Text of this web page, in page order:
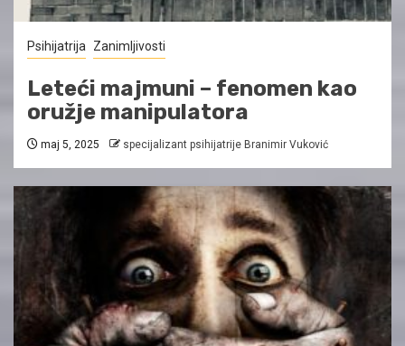
Psihijatrija Zanimljivosti
Leteći majmuni – fenomen kao
oružje manipulatora
maj 5, 2025 specijalizant psihijatrije Branimir Vuković